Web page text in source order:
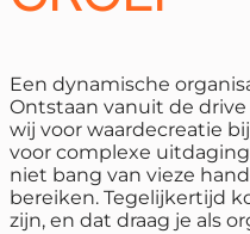
Een dynamische
Ontstaan vanuit de
wij voor waardecreatie
voor complexe
niet bang van vieze
bereiken. Tegelijkertijd
zijn, en dat draag je als